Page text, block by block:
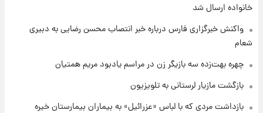
قیمت محصولات ایران‌خودرو و سایپا امروز شنبه
۱۷ مرداد ۱۴۰۵
۲۰ ساعت پیش
خانواده ارسال شد
واکنش خبرگزاری فارس درباره خبر انتصاب محسن رضایی به دبیری
شعام
چهره بهت‌زده سه بازیگر زن در مراسم یادبود مریم همتیان
بازگشت مازیار لرستانی به تلویزیون
بازداشت مردی که با لباس «عزرائیل» به بیماران بیمارستان خیره